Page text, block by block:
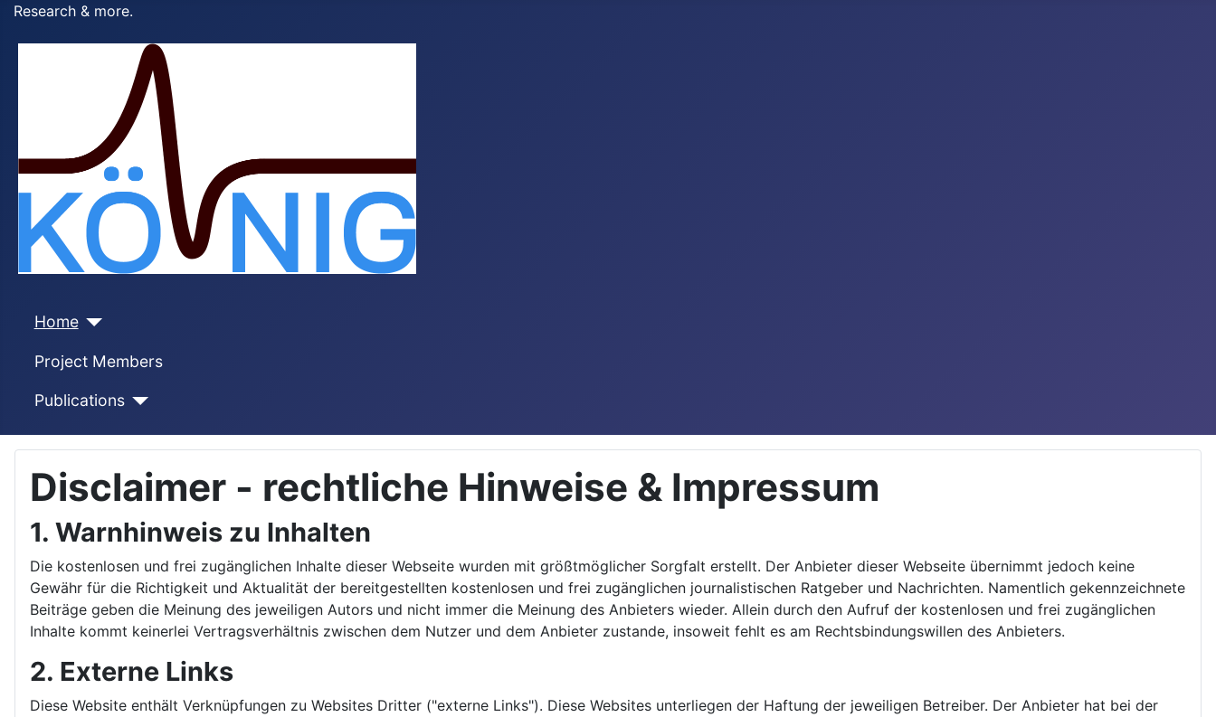
Research & more.
Home
Project Members
Publications
Disclaimer - rechtliche Hinweise & Impressum
1. Warnhinweis zu Inhalten
Die kostenlosen und frei zugänglichen Inhalte dieser Webseite wurden mit größtmöglicher Sorgfalt erstellt. Der Anbieter dieser Webseite übernimmt jedoch keine
Gewähr für die Richtigkeit und Aktualität der bereitgestellten kostenlosen und frei zugänglichen journalistischen Ratgeber und Nachrichten. Namentlich gekennzeichnete
Beiträge geben die Meinung des jeweiligen Autors und nicht immer die Meinung des Anbieters wieder. Allein durch den Aufruf der kostenlosen und frei zugänglichen
Inhalte kommt keinerlei Vertragsverhältnis zwischen dem Nutzer und dem Anbieter zustande, insoweit fehlt es am Rechtsbindungswillen des Anbieters.
2. Externe Links
Diese Website enthält Verknüpfungen zu Websites Dritter ("externe Links"). Diese Websites unterliegen der Haftung der jeweiligen Betreiber. Der Anbieter hat bei der